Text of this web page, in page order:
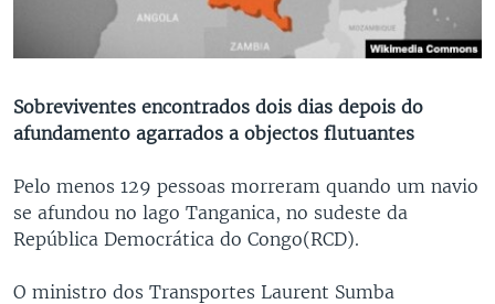
Sobreviventes encontrados dois dias depois do
afundamento agarrados a objectos flutuantes
Pelo menos 129 pessoas morreram quando um navio
se afundou no lago Tanganica, no sudeste da
República Democrática do Congo(RCD).
O ministro dos Transportes Laurent Sumba